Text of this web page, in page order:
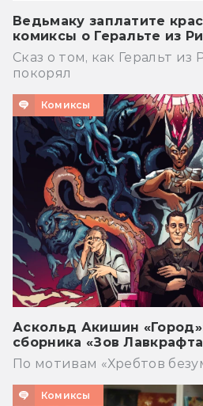
Ведьмаку заплатите
комиксы о Геральте из
Сказ о том, как Геральт
покорял
Комиксы
Аскольд Акишин «Город»:
сборника «Зов
По мотивам «Хребтов
Комиксы